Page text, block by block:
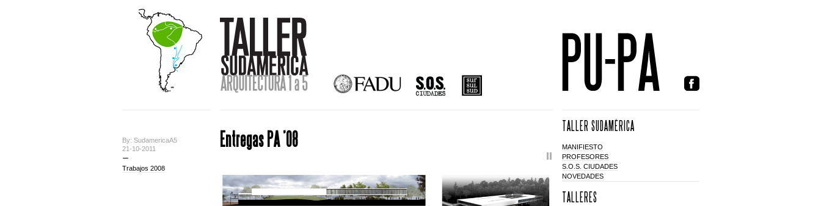
By: SudamericaA5
21-10-2011
Trabajos 2008
Entregas PA ’08
TALLER SUDAMÉRICA
MANIFIESTO
PROFESORES
S.O.S. CIUDADES
NOVEDADES
TALLERES